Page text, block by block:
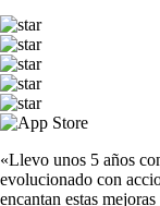
«Llevo unos 5 años
evolucionado con
encantan estas